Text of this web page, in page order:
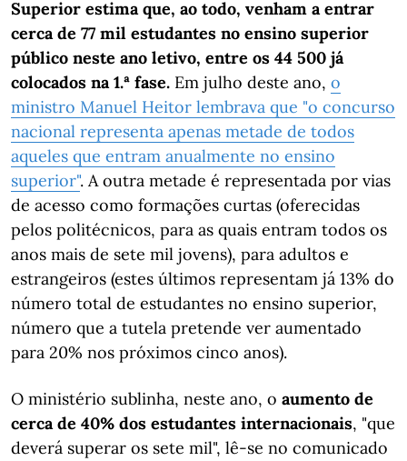
Superior estima que, ao todo, venham a entrar
cerca de 77 mil estudantes no ensino superior
público neste ano letivo, entre os 44 500 já
colocados na 1.ª fase. Em julho deste ano, o
ministro Manuel Heitor lembrava que "o concurso
nacional representa apenas metade de todos
aqueles que entram anualmente no ensino
superior". A outra metade é representada por vias
de acesso como formações curtas (oferecidas
pelos politécnicos, para as quais entram todos os
anos mais de sete mil jovens), para adultos e
estrangeiros (estes últimos representam já 13% do
número total de estudantes no ensino superior,
número que a tutela pretende ver aumentado
para 20% nos próximos cinco anos).
O ministério sublinha, neste ano, o aumento de
cerca de 40% dos estudantes internacionais, "que
deverá superar os sete mil", lê-se no comunicado